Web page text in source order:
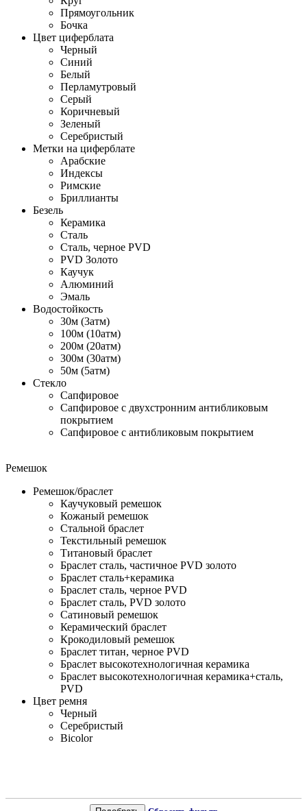
Прямоугольник
Бочка
Цвет циферблата
Черный
Синий
Белый
Перламутровый
Серый
Коричневый
Зеленый
Серебристый
Метки на циферблате
Арабские
Индексы
Римские
Бриллианты
Безель
Керамика
Сталь
Сталь, черное PVD
PVD Золото
Каучук
Алюминий
Эмаль
Водостойкость
30м (3атм)
100м (10атм)
200м (20атм)
300м (30атм)
50м (5атм)
Стекло
Сапфировое
Сапфировое с двухстронним антибликовым
покрытием
Сапфировое с антибликовым покрытием
Ремешок
Ремешок/браслет
Каучуковый ремешок
Кожаный ремешок
Стальной браслет
Текстильный ремешок
Титановый браслет
Браслет сталь, частичное PVD золото
Браслет сталь+керамика
Браслет сталь, черное PVD
Браслет сталь, PVD золото
Сатиновый ремешок
Керамический браслет
Крокодиловый ремешок
Браслет титан, черное PVD
Браслет высокотехнологичная керамика
Браслет высокотехнологичная керамика+сталь,
PVD
Цвет ремня
Черный
Серебристый
Bicolor